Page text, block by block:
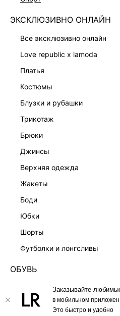
Заказывайте
в мобильном
Это быстро и удобно
ЭКСКЛЮЗИВНО ОНЛАЙН
все эксклюзивно онлайн
love republic x lamoda
платья
костюмы
блузки и рубашки
трикотаж
брюки
джинсы
верхняя одежда
жакеты
боди
юбки
шорты
футболки и лонгсливы
ОБУВЬ
вся обувь
лоферы
Подробные условия
Скачать
КАТАЛОГ
КОМПАНИЯ
КЛИЕНТАМ
ЛИЧНЫЙ КАБИНЕТ
LOVE